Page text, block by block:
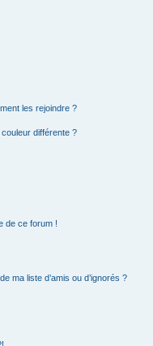
les rejoindre ?
différente ?
de ce forum !
ma liste d’amis ou d’ignorés ?